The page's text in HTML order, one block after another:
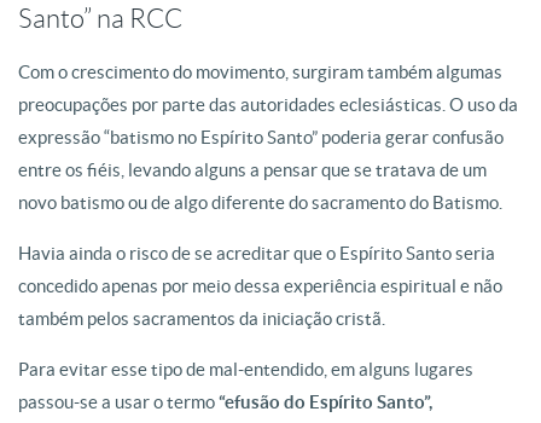
Santo” na RCC
Com o crescimento do movimento, surgiram também algumas
preocupações por parte das autoridades eclesiásticas. O uso da
expressão “batismo no Espírito Santo” poderia gerar confusão
entre os fiéis, levando alguns a pensar que se tratava de um
novo batismo ou de algo diferente do sacramento do Batismo.
Havia ainda o risco de se acreditar que o Espírito Santo seria
concedido apenas por meio dessa experiência espiritual e não
também pelos sacramentos da iniciação cristã.
Para evitar esse tipo de mal-entendido, em alguns lugares
passou-se a usar o termo“efusão do Espírito Santo”,